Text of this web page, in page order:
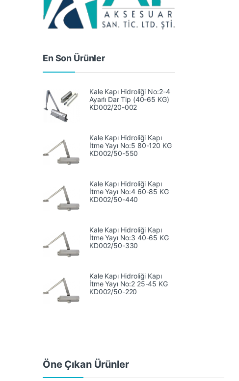
En Son Ürünler
Kale Kapı Hidroliği No:2-4
Ayarlı Dar Tip (40-65 KG)
KD002/20-002
Kale Kapı Hidroliği Kapı
İtme Yayı No:5 80-120 KG
‎KD002/50-550
Kale Kapı Hidroliği Kapı
İtme Yayı No:4 60-85 KG
‎KD002/50-440
Kale Kapı Hidroliği Kapı
İtme Yayı No:3 40-65 KG
KD002/50-330
Kale Kapı Hidroliği Kapı
İtme Yayı No:2 25-45 KG
KD002/50-220
Öne Çıkan Ürünler